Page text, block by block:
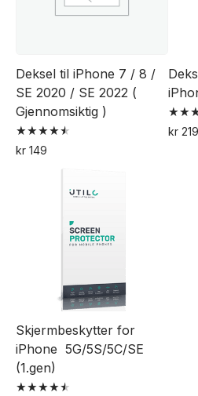
Deksel til iPhone 7 / 8 /
SE 2020 / SE 2022 (
Gjennomsiktig )
Vurdert
4.57
kr 149
Vurdert
4.85
kr 219
Skjermbeskytter for
iPhone 5G/5S/5C/SE
(1.gen)